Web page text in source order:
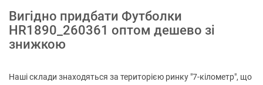
Вигідно придбати Футболки
HR1890_260361 оптом дешево зі
знижкою
Наші склади знаходяться за територією ринку "7-кілометр", що